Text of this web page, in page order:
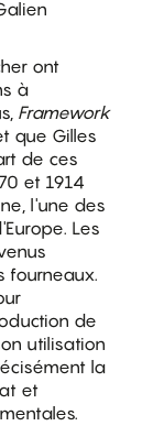
ont
à
Framework
que Gilles
de ces
et 1914
l'une des
Les
fourneaux.
de
utilisation
la
et